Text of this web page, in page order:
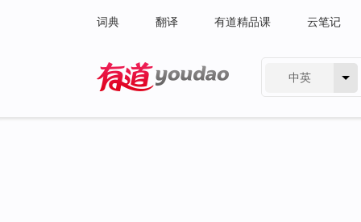
词典 翻译 有道精品课 云笔记
中英